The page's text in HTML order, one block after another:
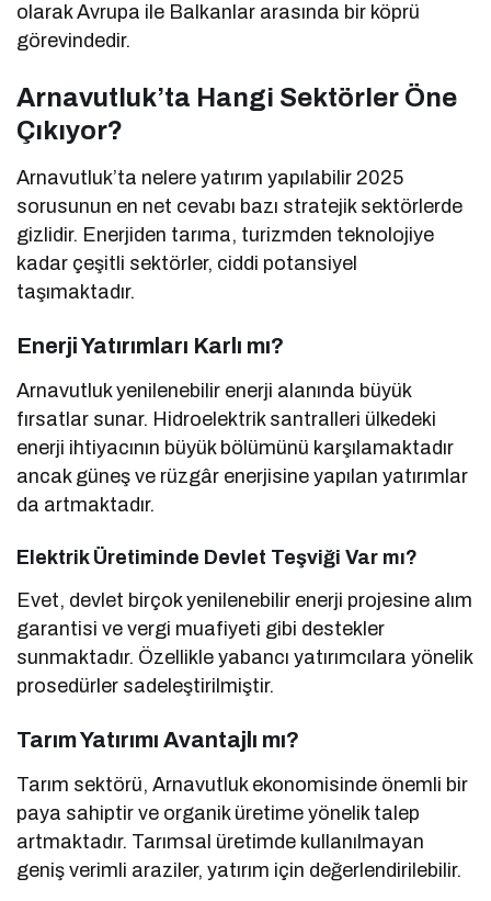
olarak Avrupa ile Balkanlar arasında bir köprü
görevindedir.
Arnavutluk’ta Hangi Sektörler Öne
Çıkıyor?
Arnavutluk’ta nelere yatırım yapılabilir 2025
sorusunun en net cevabı bazı stratejik sektörlerde
gizlidir. Enerjiden tarıma, turizmden teknolojiye
kadar çeşitli sektörler, ciddi potansiyel
taşımaktadır.
Enerji Yatırımları Karlı mı?
Arnavutluk yenilenebilir enerji alanında büyük
fırsatlar sunar. Hidroelektrik santralleri ülkedeki
enerji ihtiyacının büyük bölümünü karşılamaktadır
ancak güneş ve rüzgâr enerjisine yapılan yatırımlar
da artmaktadır.
Elektrik Üretiminde Devlet Teşviği Var mı?
Evet, devlet birçok yenilenebilir enerji projesine alım
garantisi ve vergi muafiyeti gibi destekler
sunmaktadır. Özellikle yabancı yatırımcılara yönelik
prosedürler sadeleştirilmiştir.
Tarım Yatırımı Avantajlı mı?
Tarım sektörü, Arnavutluk ekonomisinde önemli bir
paya sahiptir ve organik üretime yönelik talep
artmaktadır. Tarımsal üretimde kullanılmayan
geniş verimli araziler, yatırım için değerlendirilebilir.